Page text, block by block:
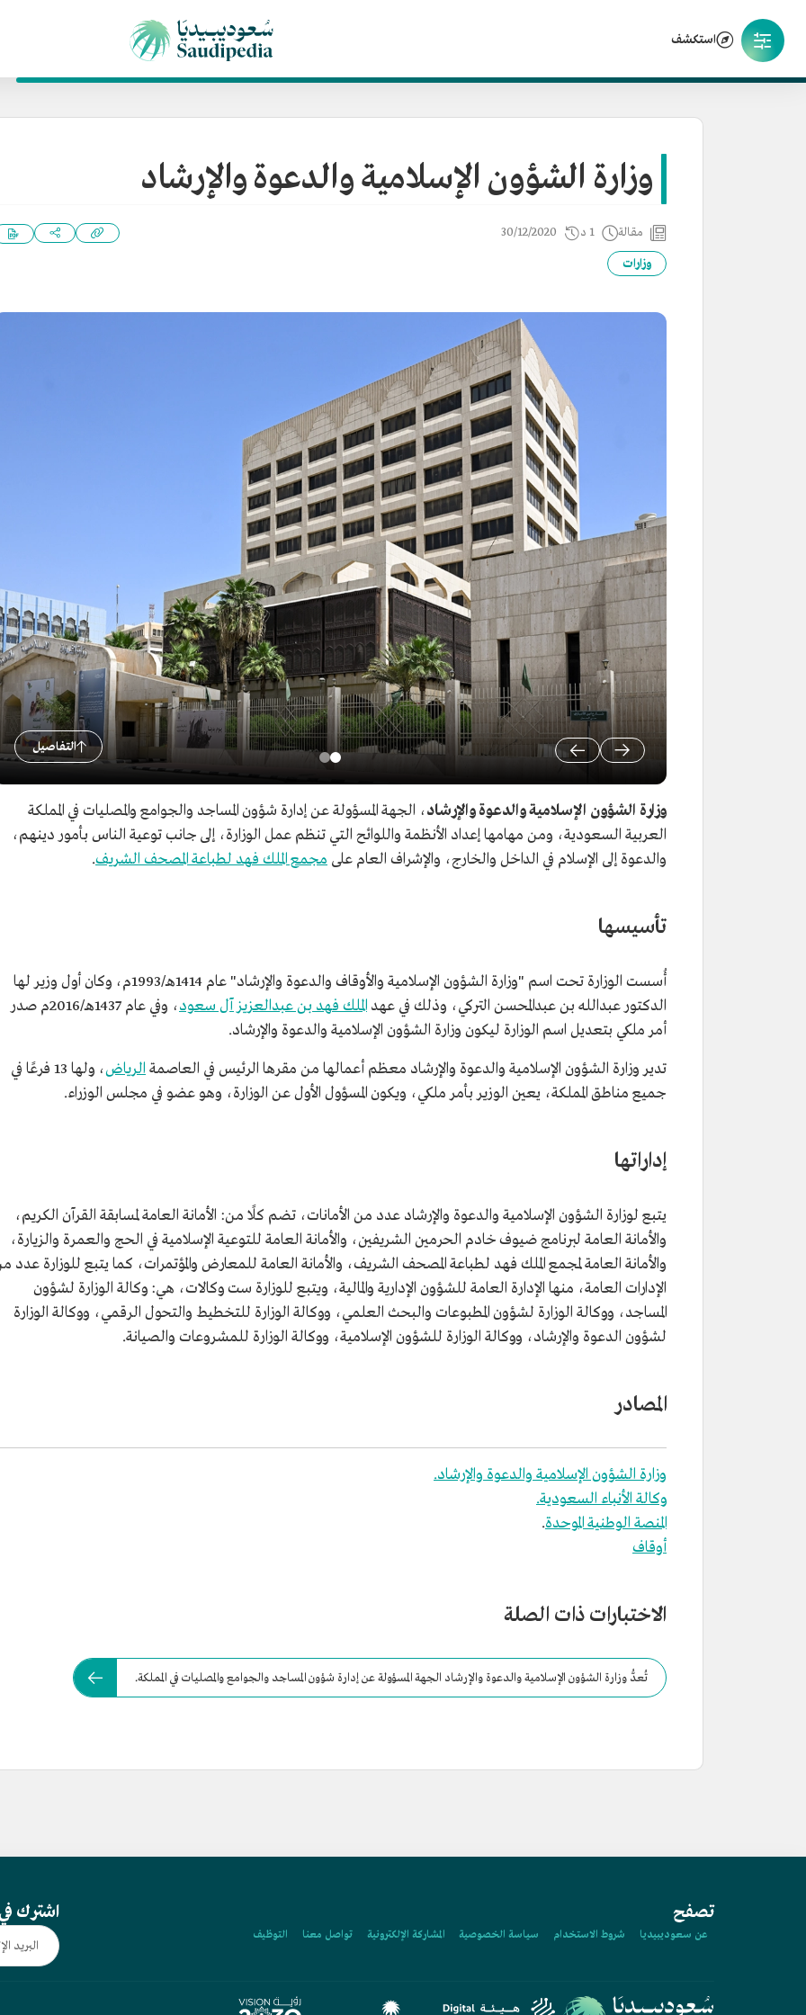
استكشف
وزارة الشؤون الإسلامية والدعوة والإرشاد
مقالة 1 د 30/12/2020
وزارات
التفاصيل
وزارة الشؤون الإسلامية والدعوة والإرشاد، الجهة المسؤولة عن إدارة شؤون المساجد والجوامع والمصليات في المملكة
العربية السعودية، ومن مهامها إعداد الأنظمة واللوائح التي تنظم عمل الوزارة، إلى جانب توعية الناس بأمور دينهم،
والدعوة إلى الإسلام في الداخل والخارج، والإشراف العام على مجمع الملك فهد لطباعة المصحف الشريف.
تأسيسها
أُسست الوزارة تحت اسم "وزارة الشؤون الإسلامية والأوقاف والدعوة والإرشاد"
عام 1414هـ/1993م، وكان أول وزير لها
الدكتور عبدالله بن عبدالمحسن التركي، وذلك في عهد الملك فهد بن عبدالعزيز آل سعود
، وفي عام 1437هـ/2016م صدر
أمر ملكي بتعديل اسم الوزارة ليكون وزارة الشؤون الإسلامية والدعوة والإرشاد.
تدير وزارة الشؤون الإسلامية والدعوة والإرشاد معظم أعمالها من مقرها الرئيس في العاصمة الرياض
، ولها 13 فرعًا في
جميع مناطق المملكة، يعين الوزير بأمر ملكي، ويكون المسؤول الأول عن الوزارة، وهو عضو في مجلس الوزراء.
إداراتها
يتبع لوزارة الشؤون الإسلامية والدعوة والإرشاد عدد من الأمانات، تضم كلًا من: الأمانة العامة لمسابقة القرآن الكريم،
والأمانة العامة لبرنامج ضيوف خادم الحرمين الشريفين، والأمانة العامة للتوعية الإسلامية في الحج والعمرة والزيارة،
والأمانة العامة لمجمع الملك فهد لطباعة المصحف الشريف، والأمانة العامة للمعارض والمؤتمرات، كما يتبع للوزارة عدد
الإدارات العامة، منها الإدارة العامة للشؤون الإدارية والمالية، ويتبع للوزارة ست وكالات، هي: وكالة الوزارة لشؤون
المساجد، ووكالة الوزارة لشؤون المطبوعات والبحث العلمي، ووكالة الوزارة للتخطيط والتحول الرقمي، ووكالة الوزارة
لشؤون الدعوة والإرشاد، ووكالة الوزارة للشؤون الإسلامية، ووكالة الوزارة للمشروعات والصيانة.
المصادر
وزارة الشؤون الإسلامية والدعوة والإرشاد.
وكالة الأنباء السعودية.
المنصة الوطنية الموحدة.
أوقاف
الاختبارات ذات الصلة
تُعدُّ وزارة الشؤون الإسلامية والدعوة والإرشاد الجهة المسؤولة عن إدارة شؤون المساجد والجوامع والمصليات في المملكة.
تصفح
عن سعوديبيديا شروط الاستخدام سياسة الخصوصية المشاركة الإلكترونية تواصل معنا التوظيف
اشترك